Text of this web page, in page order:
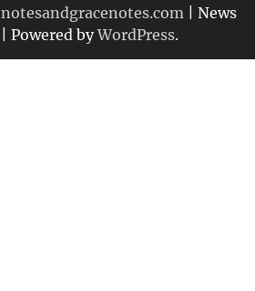
notesandgracenotes.com | News
| Powered byWordPress.